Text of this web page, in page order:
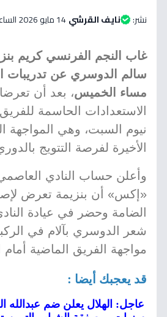
نشر: نايف القرشي14 مايو 2026 الساعة 11:05 مساءاً
غاب النجم الفرنسي كريم
سالم الدوسري عن تدريبات
مساء الخميس، بعد أن
الاستعدادات الحاسمة
نيوم السبت، وهي المواجهة
الأخيرة لفرصة التتويج
وأعلن حساب النادي
«إكس» أن بنزيمة تعرض
الضامة وحضر في عيادة
شعر الدوسري بآلام في
مواجهة الفريق الماضية أمام
قد يعجبك أيضا :
عاجل: الهلال يعلن ضم عبدالله